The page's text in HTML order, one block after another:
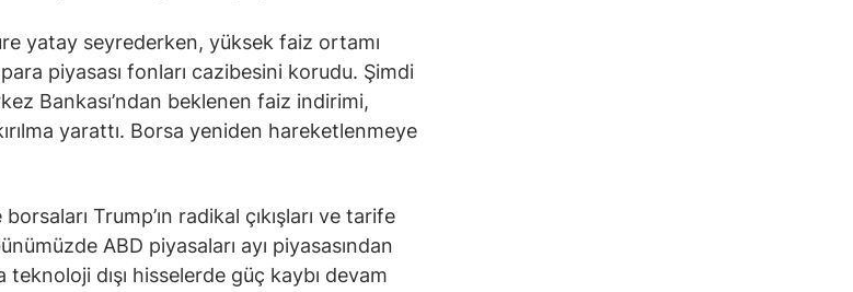
yatay seyrederken, yüksek faiz ortamı
piyasası fonları cazibesini korudu. Şimdi
Bankası’ndan beklenen faiz indirimi,
kırılma yarattı. Borsa yeniden hareketlenmeye
Trump’ın radikal çıkışları ve tarife
ABD piyasaları ayı piyasasından
teknoloji dışı hisselerde güç kaybı devam